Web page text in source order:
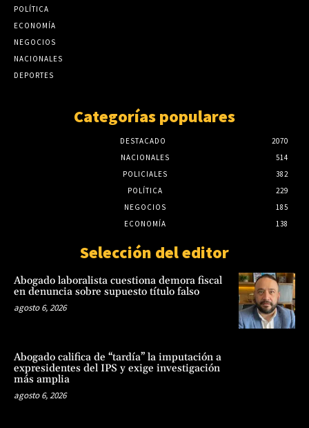
POLÍTICA
ECONOMÍA
NEGOCIOS
NACIONALES
DEPORTES
Categorías populares
DESTACADO
2070
NACIONALES
514
POLICIALES
382
POLÍTICA
229
NEGOCIOS
185
ECONOMÍA
138
Selección del editor
Abogado laboralista cuestiona demora fiscal
en denuncia sobre supuesto título falso
agosto 6, 2026
Abogado califica de “tardía” la imputación a
expresidentes del IPS y exige investigación
más amplia
agosto 6, 2026